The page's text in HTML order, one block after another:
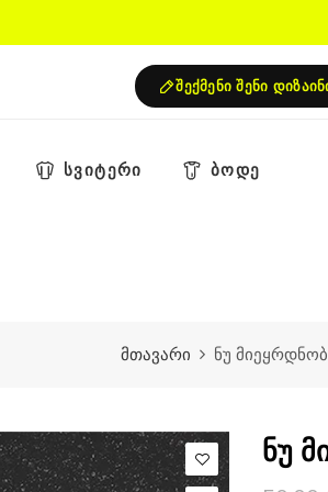
შექმენი შენი
სვიტერი ბოდე
მთავარი ნუ
ნუ